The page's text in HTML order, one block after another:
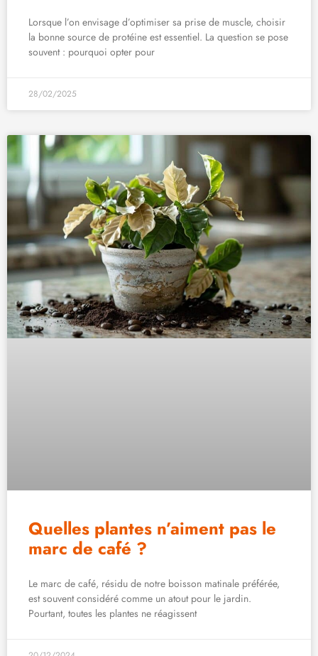
Lorsque l’on envisage d’optimiser sa prise de muscle, choisir
la bonne source de protéine est essentiel. La question se pose
souvent : pourquoi opter pour
28/02/2025
Quelles plantes n’aiment pas le
marc de café ?
Le marc de café, résidu de notre boisson matinale préférée,
est souvent considéré comme un atout pour le jardin.
Pourtant, toutes les plantes ne réagissent